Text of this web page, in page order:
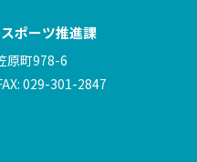
ポーツ推進課
原町978-6
029-301-2847